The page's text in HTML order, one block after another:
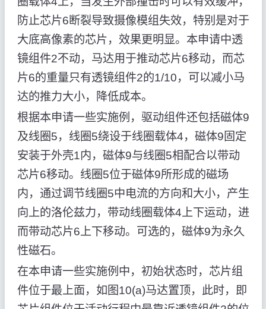
防止芯片6断裂导致摄像模组失效，特别是对于
大底高像素的芯片，效果更明显。本申请中透
镜组件2不动，马达用于推动芯片6移动，而芯
片6的重量只有透镜组件2的1/10，可以减小马
达的推力大小，降低成本。
根据本申请一些实施例，驱动组件还包括磁体9
及线圈5，线圈5绕设于线圈载体4，磁体9固定
安装于外壳1内，磁体9与线圈5相配合以带动
芯片6移动。线圈5位于磁体9所形成的磁场
内，通过调节线圈5中电流的方向和大小，产生
向上的洛伦兹力，带动线圈载体4上下运动，进
而带动芯片6上下移动。可选的，磁体9为永久
性磁石。
在本申请一些实施例中，初始状态时，芯片组
件位于最上面，如图10(a)马达置顶，此时，即